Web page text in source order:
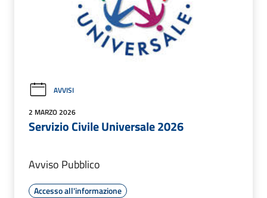
AVVISI
2 MARZO 2026
Servizio Civile Universale 2026
Avviso Pubblico
Accesso all'informazione